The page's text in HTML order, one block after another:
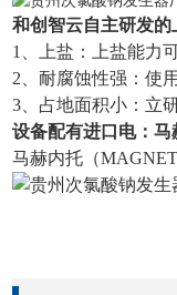
和创智云自主研发的
1、上盐：上盐能力
2、耐腐蚀性强：使
3、占地面积小：立
设备配有进口电：
马赫内托（